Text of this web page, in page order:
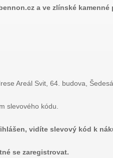
a ve zlínské kamenné
Areál Svit, 64. budova,
slevového kódu.
vidíte slevový kód k
se zaregistrovat.